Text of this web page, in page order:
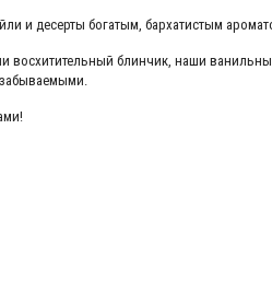
и десерты богатым, бархатистым
восхитительный блинчик, наши